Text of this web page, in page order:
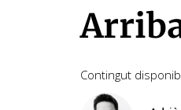
Contingut